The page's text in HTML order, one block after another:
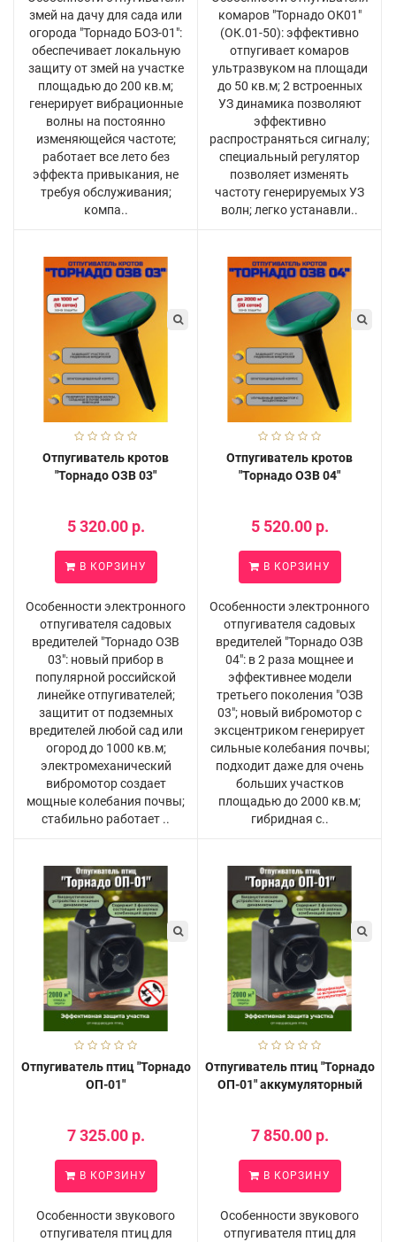
змей на дачу для сада или
огорода "Торнадо БОЗ-01":
обеспечивает локальную
защиту от змей на участке
площадью до 200 кв.м;
генерирует вибрационные
волны на постоянно
изменяющейся частоте;
работает все лето без
эффекта привыкания, не
требуя обслуживания;
компа..
комаров "Торнадо ОК01"
(ОК.01-50): эффективно
отпугивает комаров
ультразвуком на площади
до 50 кв.м; 2 встроенных
УЗ динамика позволяют
эффективно
распространяться сигналу;
специальный регулятор
позволяет изменять
частоту генерируемых УЗ
волн; легко устанавли..
Отпугиватель кротов
"Торнадо ОЗВ 03"
5 320.00 р.
В КОРЗИНУ
Особенности электронного
отпугивателя садовых
вредителей "Торнадо ОЗВ
03": новый прибор в
популярной российской
линейке отпугивателей;
защитит от подземных
вредителей любой сад или
огород до 1000 кв.м;
электромеханический
вибромотор создает
мощные колебания почвы;
стабильно работает ..
Отпугиватель кротов
"Торнадо ОЗВ 04"
5 520.00 р.
В КОРЗИНУ
Особенности электронного
отпугивателя садовых
вредителей "Торнадо ОЗВ
04": в 2 раза мощнее и
эффективнее модели
третьего поколения "ОЗВ
03"; новый вибромотор с
эксцентриком генерирует
сильные колебания почвы;
подходит даже для очень
больших участков
площадью до 2000 кв.м;
гибридная с..
Отпугиватель птиц "Торнадо
ОП-01"
7 325.00 р.
В КОРЗИНУ
Особенности звукового
отпугивателя птиц для
Отпугиватель птиц "Торнадо
ОП-01" аккумуляторный
7 850.00 р.
В КОРЗИНУ
Особенности звукового
отпугивателя птиц для